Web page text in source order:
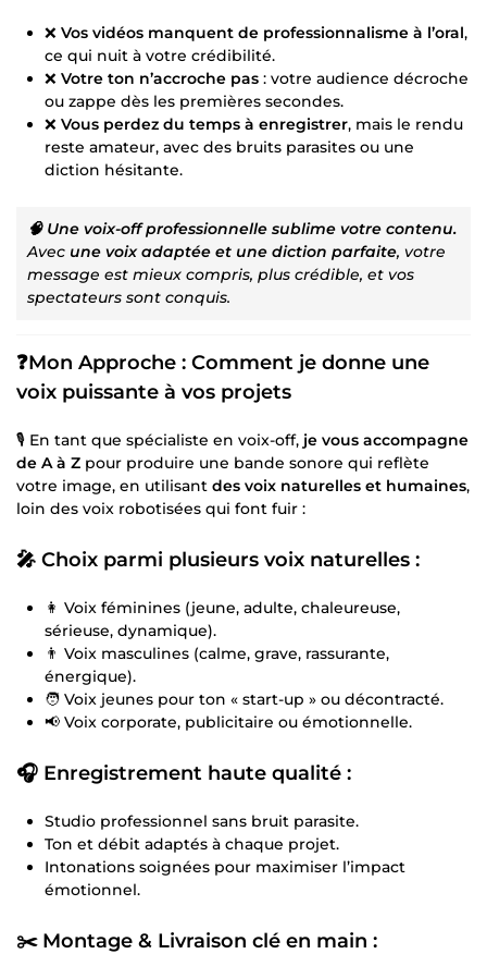
❌ Vos vidéos manquent de professionnalisme à l’oral,
ce qui nuit à votre crédibilité.
❌ Votre ton n’accroche pas : votre audience décroche
ou zappe dès les premières secondes.
❌ Vous perdez du temps à enregistrer, mais le rendu
reste amateur, avec des bruits parasites ou une
diction hésitante.
🧠 Une voix-off professionnelle sublime votre contenu.
Avec une voix adaptée et une diction parfaite, votre
message est mieux compris, plus crédible, et vos
spectateurs sont conquis.
❓Mon Approche : Comment je donne une
voix puissante à vos projets
🎙️ En tant que spécialiste en voix-off, je vous accompagne
de A à Z pour produire une bande sonore qui reflète
votre image, en utilisant des voix naturelles et humaines,
loin des voix robotisées qui font fuir :
🎤 Choix parmi plusieurs voix naturelles :
👩 Voix féminines (jeune, adulte, chaleureuse,
sérieuse, dynamique).
👨 Voix masculines (calme, grave, rassurante,
énergique).
🧑 Voix jeunes pour ton « start-up » ou décontracté.
📢 Voix corporate, publicitaire ou émotionnelle.
🎧 Enregistrement haute qualité :
Studio professionnel sans bruit parasite.
Ton et débit adaptés à chaque projet.
Intonations soignées pour maximiser l’impact
émotionnel.
✂️ Montage & Livraison clé en main :